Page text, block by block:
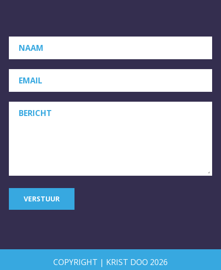
VERSTUUR
COPYRIGHT | KRIST DOO 2026